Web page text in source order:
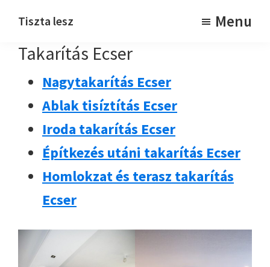
main
footer
Tiszta lesz Menu
Takarítás Ecser
Nagytakarítás Ecser
Ablak tisíztítás Ecser
Iroda takarítás Ecser
Építkezés utáni takarítás Ecser
Homlokzat és terasz takarítás
Ecser